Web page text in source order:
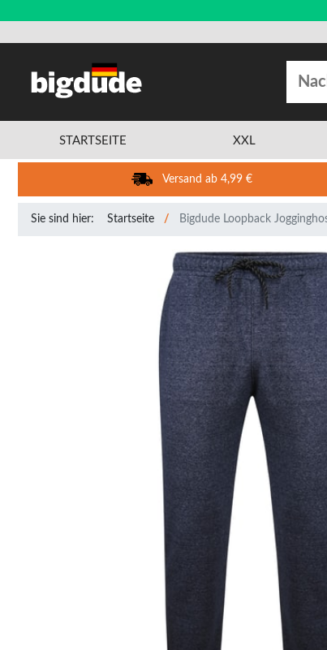
STARTSEITE XXL
Versand ab 4,99 €
Sie sind hier: Startseite Bigdude Loopback